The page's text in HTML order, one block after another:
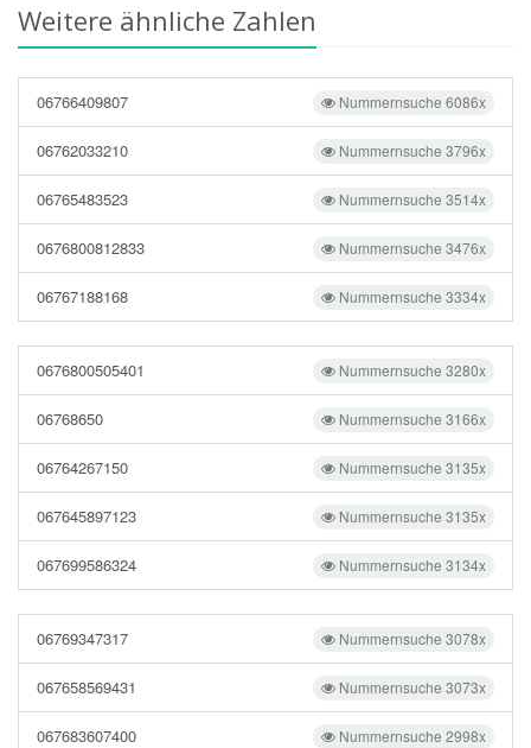
Weitere ähnliche Zahlen
Nummernsuche 6086x
06766409807
Nummernsuche 3796x
06762033210
Nummernsuche 3514x
06765483523
Nummernsuche 3476x
0676800812833
Nummernsuche 3334x
06767188168
Nummernsuche 3280x
0676800505401
Nummernsuche 3166x
06768650
Nummernsuche 3135x
06764267150
Nummernsuche 3135x
067645897123
Nummernsuche 3134x
067699586324
Nummernsuche 3078x
06769347317
Nummernsuche 3073x
067658569431
Nummernsuche 2998x
067683607400